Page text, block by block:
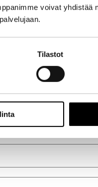
voivat yhdistää
Tilastot